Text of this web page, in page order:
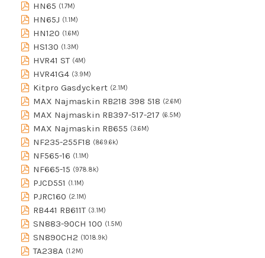
HN65 (1.7M)
HN65J (1.1M)
HN120 (1.6M)
HS130 (1.3M)
HVR41 ST (4M)
HVR41G4 (3.9M)
Kitpro Gasdyckert (2.1M)
MAX Najmaskin RB218 398 518 (2.6M)
MAX Najmaskin RB397-517-217 (6.5M)
MAX Najmaskin RB655 (3.6M)
NF235-255F18 (869.6k)
NF565-16 (1.1M)
NF665-15 (978.8k)
PJCD551 (1.1M)
PJRC160 (2.1M)
RB441 RB611T (3.1M)
SN883-90CH 100 (1.5M)
SN890CH2 (1018.9k)
TA238A (1.2M)